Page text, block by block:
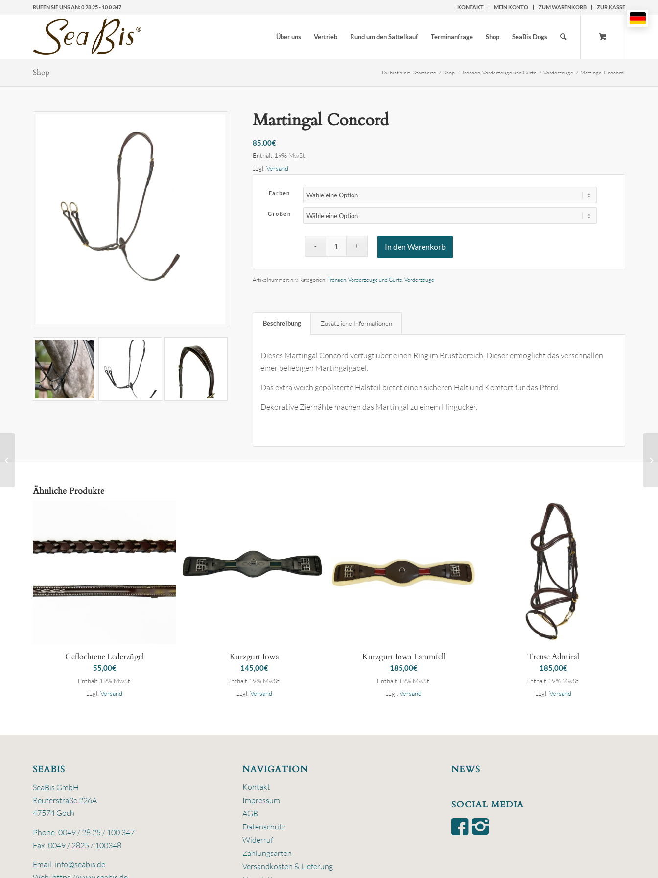
KONTAKT MEIN KONTO ZUM WARENKORB ZUR KASSE
RUFEN SIE UNS AN: 0 28 25 - 10 0 347
Über uns Vertrieb Rund um den Sattelkauf Terminanfrage Shop SeaBis Dogs
Shop Du bist hier: Startseite / Shop / Trensen, Vorderzeuge und Gurte / Vorderzeuge / Martingal Concord
Martingal Concord
85,00€
Enthält 19% MwSt.
zzgl.Versand
Farben
Größen
In den Warenkorb
Artikelnummer: n. v. Kategorien:Trensen, Vorderzeuge und Gurte,Vorderzeuge
Beschreibung Zusätzliche Informationen
Dieses Martingal Concord verfügt über einen Ring im Brustbereich. Dieser ermöglicht das verschnallen
einer beliebigen Martingalgabel.
Das extra weich gepolsterte Halsteil bietet einen sicheren Halt und Komfort für das Pferd.
Dekorative Ziernähte machen das Martingal zu einem Hingucker.
Ähnliche Produkte
Geflochtene Lederzügel
55,00€
Enthält 19% MwSt.
zzgl.Versand
Kurzgurt Iowa
145,00€
Enthält 19% MwSt.
zzgl. Versand
Kurzgurt Iowa Lammfell
185,00€
Enthält 19% MwSt.
zzgl.Versand
Trense Admiral
185,00€
Enthält 19% MwSt.
zzgl. Versand
SEABIS
SeaBis GmbH
Reuterstraße 226A
47574 Goch
Phone: 0049 / 28 25 / 100 347
Fax: 0049 / 2825 / 100348
Email: info@seabis.de
NAVIGATION
Kontakt
Impressum
AGB
Datenschutz
Widerruf
Zahlungsarten
Versandkosten & Lieferung
NEWS
SOCIAL MEDIA